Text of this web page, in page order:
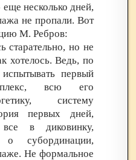
несколько дней,
не пропали. Вот
М. Ребров:
старательно, но не
хотелось. Ведь, по
первый
всю его
систему
первых дней,
в диковинку,
о субординации,
Не формальное